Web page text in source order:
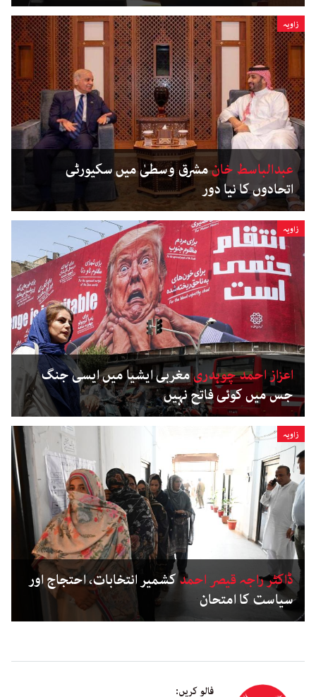
زاویہ
عبدالباسط خانمشرق وسطیٰ میں سکیورٹی
اتحادوں کا نیا دور
زاویہ
اعزاز احمد چوہدریمغربی ایشیا میں ایسی جنگ
جس میں کوئی فاتح نہیں
زاویہ
ڈاکٹر راجہ قیصر احمدکشمیر انتخابات، احتجاج اور
سیاست کا امتحان
فالو کریں: